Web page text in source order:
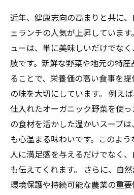
近年、健康志向の高まりと共に
ェランチの人気が上昇していま
ューは、単に美味しいだけでな
肢です。新鮮な野菜や地元の特
ることで、栄養価の高い食事を
の味を大切にしています。 例え
仕入れたオーガニック野菜を使
の食材を活かした温かいスープ
も心温まる味わいです。このよ
人に満足感を与えるだけでなく
も伝えてくれます。 さらに、自然
環境保護や持続可能な農業の重要